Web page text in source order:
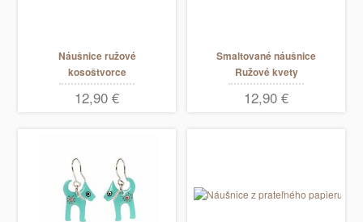
Náušnice ružové
kosoštvorce
12,90 €
Smaltované náušnice
Ružové kvety
12,90 €